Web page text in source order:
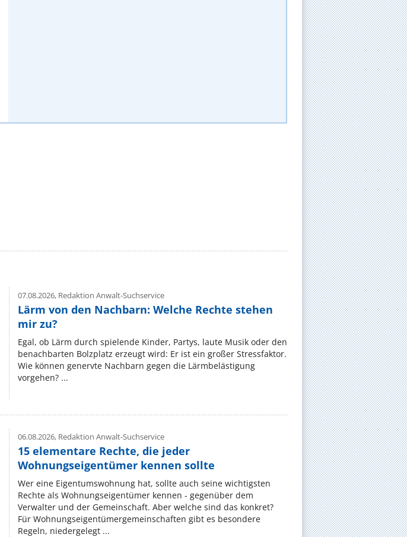
07.08.2026,Redaktion Anwalt-Suchservice
Lärm von den Nachbarn: Welche Rechte stehen
mir zu?
Egal, ob Lärm durch spielende Kinder, Partys, laute Musik oder den
benachbarten Bolzplatz erzeugt wird: Er ist ein großer Stressfaktor.
Wie können genervte Nachbarn gegen die Lärmbelästigung
vorgehen? ...
06.08.2026,Redaktion Anwalt-Suchservice
15 elementare Rechte, die jeder
Wohnungseigentümer kennen sollte
Wer eine Eigentumswohnung hat, sollte auch seine wichtigsten
Rechte als Wohnungseigentümer kennen - gegenüber dem
Verwalter und der Gemeinschaft. Aber welche sind das konkret?
Für Wohnungseigentümergemeinschaften gibt es besondere
Regeln, niedergelegt ...